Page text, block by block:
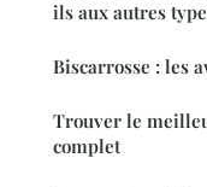
ils aux autres
Biscarrosse : les
Trouver le
complet